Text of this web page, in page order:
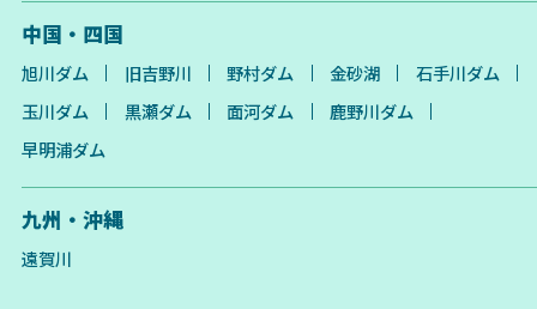
中国・四国
旭川ダム 旧吉野川 野村ダム 金砂湖
石手川ダム
玉川ダム
黒瀬ダム 面河ダム
鹿野川ダム
早明浦ダム
九州・沖縄
遠賀川